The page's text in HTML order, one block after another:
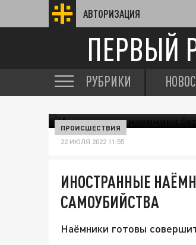
АВТОРИЗАЦИЯ
ПЕРВЫЙ
РУБРИКИ
ПРОИСШЕСТВИЯ
22 ИЮЛЯ 2022 11:55
ИНОСТРАННЫЕ
САМОУБИЙСТВА
Наёмники готовы